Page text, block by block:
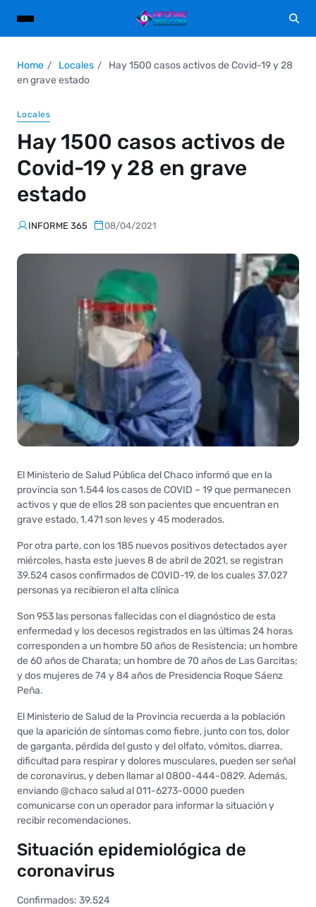
Home Locales
Hay 1500 casos activos de Covid-19 y 28
en grave estado
Locales
Hay 1500 casos activos de
Covid-19 y 28 en grave
estado
INFORME 365 08/04/2021
El Ministerio de Salud Pública del Chaco informó que en la
provincia son 1.544 los casos de COVID – 19 que permanecen
activos y que de ellos 28 son pacientes que encuentran en
grave estado, 1.471 son leves y 45 moderados.
Por otra parte, con los 185 nuevos positivos detectados ayer
miércoles, hasta este jueves 8 de abril de 2021, se registran
39.524 casos confirmados de COVID-19, de los cuales 37.027
personas ya recibieron el alta clínica
Son 953 las personas fallecidas con el diagnóstico de esta
enfermedad y los decesos registrados en las últimas 24 horas
corresponden a un hombre 50 años de Resistencia; un hombre
de 60 años de Charata; un hombre de 70 años de Las Garcitas;
y dos mujeres de 74 y 84 años de Presidencia Roque Sáenz
Peña.
El Ministerio de Salud de la Provincia recuerda a la población
que la aparición de síntomas como fiebre, junto con tos, dolor
de garganta, pérdida del gusto y del olfato, vómitos, diarrea,
dificultad para respirar y dolores musculares, pueden ser señal
de coronavirus, y deben llamar al 0800-444-0829. Además,
enviando @chaco salud al 011-6273-0000 pueden
comunicarse con un operador para informar la situación y
recibir recomendaciones.
Situación epidemiológica de
coronavirus
Confirmados: 39.524